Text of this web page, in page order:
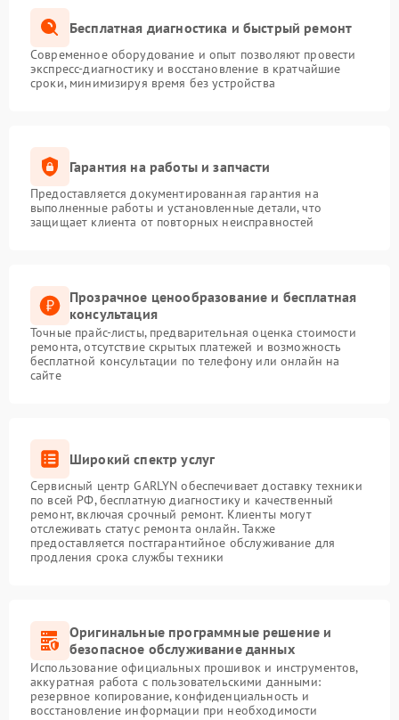
Бесплатная диагностика и быстрый ремонт
Современное оборудование и опыт позволяют провести
экспресс-диагностику и восстановление в кратчайшие
сроки, минимизируя время без устройства
Гарантия на работы и запчасти
Предоставляется документированная гарантия на
выполненные работы и установленные детали, что
защищает клиента от повторных неисправностей
Прозрачное ценообразование и бесплатная
консультация
Точные прайс-листы, предварительная оценка стоимости
ремонта, отсутствие скрытых платежей и возможность
бесплатной консультации по телефону или онлайн на
сайте
Широкий спектр услуг
Сервисный центр GARLYN обеспечивает доставку техники
по всей РФ, бесплатную диагностику и качественный
ремонт, включая срочный ремонт. Клиенты могут
отслеживать статус ремонта онлайн. Также
предоставляется постгарантийное обслуживание для
продления срока службы техники
Оригинальные программные решение и
безопасное обслуживание данных
Использование официальных прошивок и инструментов,
аккуратная работа с пользовательскими данными:
резервное копирование, конфиденциальность и
восстановление информации при необходимости